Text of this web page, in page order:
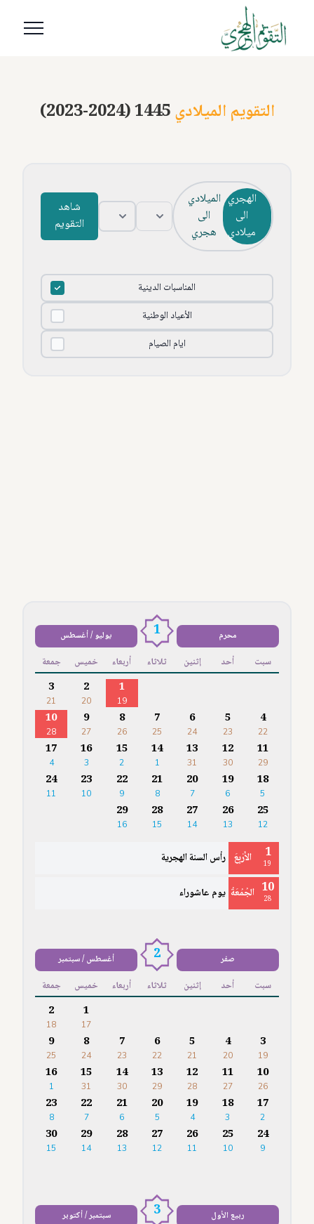
(2023-2024) 1445التقويم الميلادي
شاهد
التقويم
الميلادي
الى
هجري
الهجري
الى
ميلادي
المناسبات الدينية
الأعياد الوطنية
ايام الصيام
محرم 1 يوليو / أغسطس
سبت أحد إثنين ثلاثاء أربعاء خميس جمعة
1
19
2
20
3
21
4
22
5
23
6
24
7
25
8
26
9
27
10
28
11
29
12
30
13
31
14
1
15
2
16
3
17
4
18
5
19
6
20
7
21
8
22
9
23
10
24
11
25
12
26
13
27
14
28
15
29
16
1
19 الأَرْبِعَ رأس السنة الهجرية
10
28 الجُمُعَةُ يوم عاشوراء
صفر 2 أغسطس / سبتمبر
سبت أحد إثنين ثلاثاء أربعاء خميس جمعة
1
17
2
18
3
19
4
20
5
21
6
22
7
23
8
24
9
25
10
26
11
27
12
28
13
29
14
30
15
31
16
1
17
2
18
3
19
4
20
5
21
6
22
7
23
8
24
9
25
10
26
11
27
12
28
13
29
14
30
15
ربيع الأول 3 سبتمبر / أكتوبر